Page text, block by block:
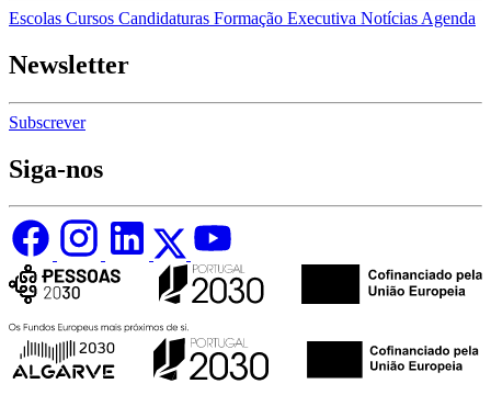
Escolas Cursos Candidaturas Formação Executiva Notícias Agenda
Newsletter
Subscrever
Siga-nos